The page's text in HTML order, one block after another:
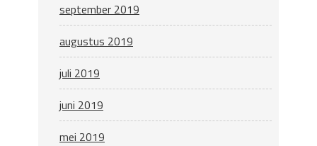
september 2019
augustus 2019
juli 2019
juni 2019
mei 2019